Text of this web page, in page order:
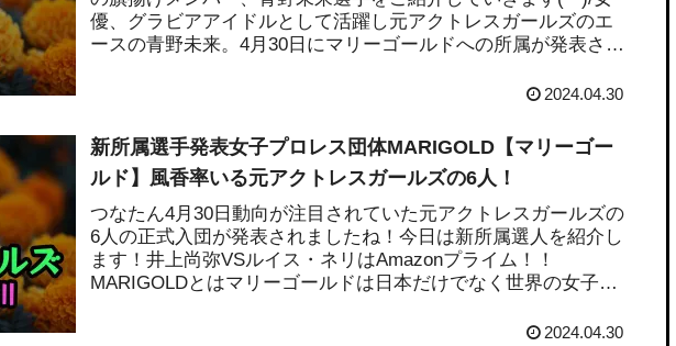
優、グラビアアイドルとして活躍し元アクトレスガールズのエ
ースの青野未来。4月30日にマリーゴールドへの所属が発表さ
2024.04.30
新所属選手発表女子プロレス団体MARIGOLD【マリーゴー
ルド】風香率いる元アクトレスガールズの6人！
つなたん4月30日動向が注目されていた元アクトレスガールズの
6人の正式入団が発表されましたね！今日は新所属選人を紹介し
ます！井上尚弥VSルイス・ネリはAmazonプライム！！
MARIGOLDとはマリーゴールドは日本だけでなく世界の女子プ
2024.04.30